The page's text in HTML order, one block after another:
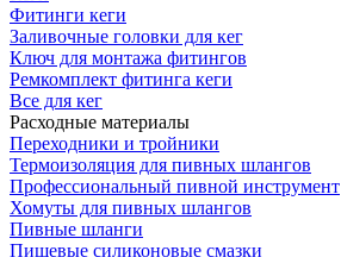
Фитинги кеги
Заливочные головки для кег
Ключ для монтажа фитингов
Ремкомплект фитинга кеги
Все для кег
Расходные материалы
Переходники и тройники
Термоизоляция для пивных шлангов
Профессиональный пивной инструмент
Хомуты для пивных шлангов
Пивные шланги
Пищевые силиконовые смазки